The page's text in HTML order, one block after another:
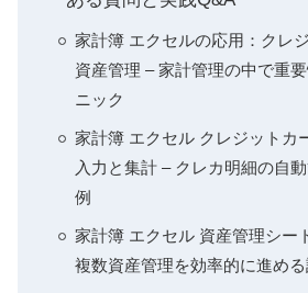
家計簿 エクセルの応用：クレ
資産管理 – 家計管理の中で重
ニック
家計簿 エクセル クレジットカ
入力と集計 – クレカ明細の自
例
家計簿 エクセル 資産管理シー
複数資産管理を効率的に進め